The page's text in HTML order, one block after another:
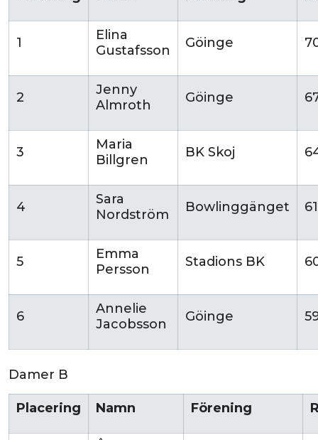
1
Elina
Gustafsson
Göinge
2
Jenny
Almroth
Göinge
3
Maria
Billgren
BK Skoj
4
Sara
Nordström
Bowlinggänget
5
Emma
Persson
Stadions BK
6
Annelie
Jacobsson
Göinge
Damer B
Placering Namn Förening